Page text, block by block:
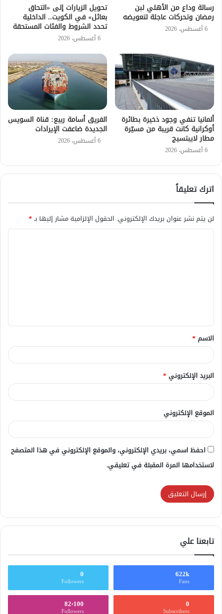
رسالة وداع من الأهلي لبن
رمضان وتحركات عاجلة لتعويضه
6 أغسطس، 2026
تحويل الزيارات إلى «التحاق
بعائل» في الكويت.. الداخلية
تحدد الشروط والفئات المستحقة
6 أغسطس، 2026
ألمانيا تنفي وجود ذخيرة بطائرة
أوكرانية كانت قريبة من مسيّرة
مطار لايبتسيج
6 أغسطس، 2026
الفريق أسامة ربيع: قناة السويس
الجديدة ضاعفت الإيرادات
6 أغسطس، 2026
اترك تعليقاً
لن يتم نشر عنوان بريدك الإلكتروني. الحقول الإلزامية مشار إليها بـ*
ق
*
الاسم *
البريد الإلكتروني *
الموقع الإلكتروني
احفظ اسمي، بريدي الإلكتروني، والموقع الإلكتروني في هذا المتصفح
لاستخدامها المرة المقبلة في تعليقي.
تابعنا علي
622k
Fans
0
Followers
0
Subscribers
82٬100
Followers